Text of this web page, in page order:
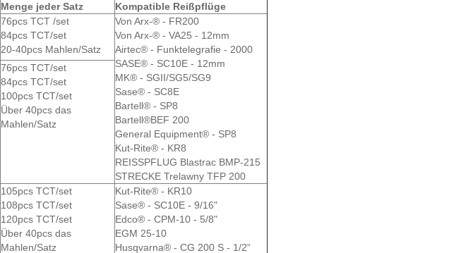
Menge jeder Satz
Kompatible Reißpflüge
76pcs TCT /set
84pcs TCT/set
20-40pcs Mahlen/Satz
Von Arx-® - FR200
Von Arx-® - VA25 - 12mm
Airtec® - Funktelegrafie - 2000
SASE® - SC10E - 12mm
MK® - SGII/SG5/SG9
Sase® - SC8E
Bartell® - SP8
Bartell®BEF 200
General Equipment® - SP8
Kut-Rite® - KR8
REISSPFLUG Blastrac BMP-215
STRECKE Trelawny TFP 200
76pcs TCT/set
84pcs TCT/set
100pcs TCT/set
Über 40pcs das
Mahlen/Satz
105pcs TCT/set
108pcs TCT/set
120pcs TCT/set
Über 40pcs das
Mahlen/Satz
Kut-Rite® - KR10
Sase® - SC10E - 9/16"
Edco® - CPM-10 - 5/8"
EGM 25-10
Husqvarna® - CG 200 S - 1/2“